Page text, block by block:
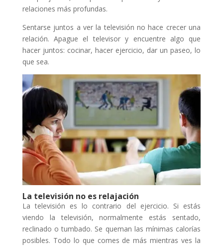
relaciones más profundas.
Sentarse juntos a ver la televisión no hace crecer una
relación. Apague el televisor y encuentre algo que
hacer juntos: cocinar, hacer ejercicio, dar un paseo, lo
que sea.
La televisión no es relajación
La televisión es lo contrario del ejercicio. Si estás
viendo la televisión, normalmente estás sentado,
reclinado o tumbado. Se queman las mínimas calorías
posibles. Todo lo que comes de más mientras ves la